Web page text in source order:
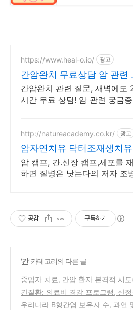
https://www.heal-o.io/ 광고
간암완치 무료상담 암 관련
금증은 힐오에서
간암완치 관련 질문, 새벽에도
시간 무료 상담! 암 관련 궁금증
http://natureacademy.co.kr/ 광고
암자연치유 닥터조재생치유
암 캠프, 간.신장 캠프,세포를
하면 질병은 낫는다의 저자 조
공감 구독하기
'간' 카테고리의 다른 글
중입자 치료, 간암 환자 본격적 시도
원)
(0)
간질환: 의료비 경감 프로그램, 산정
(0)
우리나라 B형간염 보유자 수, 과연